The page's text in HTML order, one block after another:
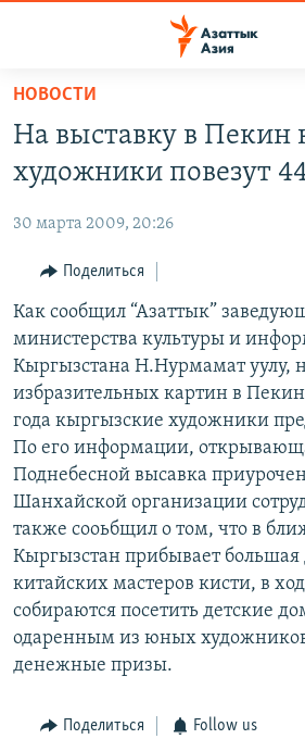
Вернуться
основному
содержанию
Вернутся
навигации
Вернутся
поиску
УЗБЕКИСТАН
ТАДЖИКИСТАН
ВОЙНА В УКРАИНЕ
НА ДРУГИХ ЯЗЫКАХ
ҚАЗАҚША
КЫРГЫЗЧА
ЎЗБЕКЧА
ТОҶИКӢ
TÜRKMENÇE
Все сайты РСЕ/РС
НОВОСТИ
На выставку в Пекин
художники повезут
30 марта 2009, 20:26
Поделиться
Как сообщил “Азаттык”
министерства культуры и
Кыргызстана Н.Нурмамат уулу,
избразительных картин в
года кыргызские художники
По его информации,
Поднебесной высавка
Шанхайской организации
также сооьбщил о том, что в
Кыргызстан прибывает большая
китайских мастеров кисти, в
собираются посетить детские
одаренным из юных
денежные призы.
Поделиться Follow us